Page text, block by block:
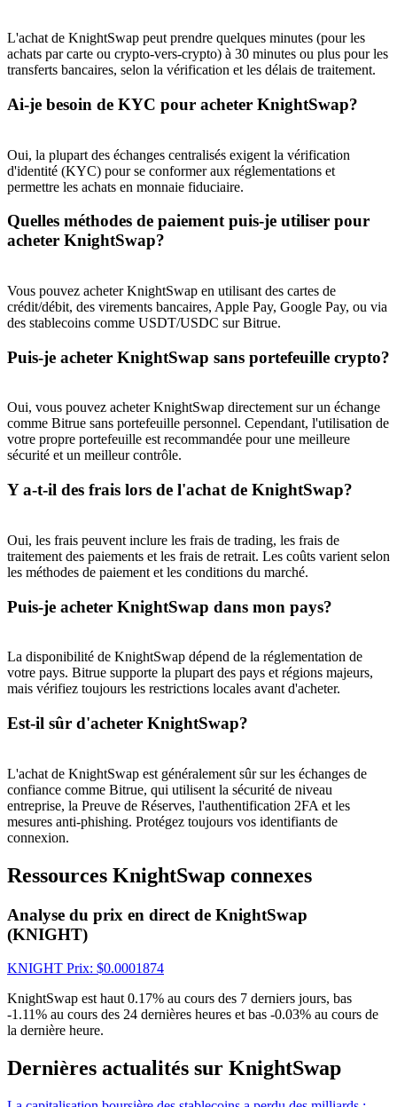
Deposit CASHCAT & Win
Exclusive for BitMart Users
Trade Gold & Silver · 33,333 USDT Bonus
USDT Flexible Staking | Daily Rewards
BTC New User Exclusive: 6.5% APR
Plus d'événements
Gagnez des prix et des récompenses exclusives
Se connecterS'inscrire
Centre de
récompenses
L'achat de KnightSwap peut prendre quelques minutes (pour les
achats par carte ou crypto-vers-crypto) à 30 minutes ou plus pour les
transferts bancaires, selon la vérification et les délais de traitement.
Ai-je besoin de KYC pour acheter KnightSwap?
Oui, la plupart des échanges centralisés exigent la vérification
d'identité (KYC) pour se conformer aux réglementations et
permettre les achats en monnaie fiduciaire.
Quelles méthodes de paiement puis-je utiliser pour
acheter KnightSwap?
Vous pouvez acheter KnightSwap en utilisant des cartes de
crédit/débit, des virements bancaires, Apple Pay, Google Pay, ou via
des stablecoins comme USDT/USDC sur Bitrue.
Puis-je acheter KnightSwap sans portefeuille crypto?
Oui, vous pouvez acheter KnightSwap directement sur un échange
comme Bitrue sans portefeuille personnel. Cependant, l'utilisation de
votre propre portefeuille est recommandée pour une meilleure
sécurité et un meilleur contrôle.
Y a-t-il des frais lors de l'achat de KnightSwap?
Oui, les frais peuvent inclure les frais de trading, les frais de
traitement des paiements et les frais de retrait. Les coûts varient selon
les méthodes de paiement et les conditions du marché.
Puis-je acheter KnightSwap dans mon pays?
La disponibilité de KnightSwap dépend de la réglementation de
votre pays. Bitrue supporte la plupart des pays et régions majeurs,
mais vérifiez toujours les restrictions locales avant d'acheter.
Est-il sûr d'acheter KnightSwap?
L'achat de KnightSwap est généralement sûr sur les échanges de
confiance comme Bitrue, qui utilisent la sécurité de niveau
entreprise, la Preuve de Réserves, l'authentification 2FA et les
mesures anti-phishing. Protégez toujours vos identifiants de
connexion.
Ressources KnightSwap connexes
Analyse du prix en direct de KnightSwap
(KNIGHT)
KNIGHT Prix: $0.0001874
KnightSwap est haut 0.17% au cours des 7 derniers jours, bas
-1.11% au cours des 24 dernières heures et bas -0.03% au cours de
la dernière heure.
Dernières actualités sur KnightSwap